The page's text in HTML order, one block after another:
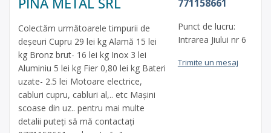
Colectăm următoarele timpurii de
deșeuri Cupru 29 lei kg Alamă 15 lei
kg Bronz brut- 16 lei kg Inox 3 lei
Aluminiu 5 lei kg Fier 0,80 lei kg Bateri
uzate- 2.5 lei Motoare electrice,
cabluri cupru, cabluri al,.. etc Mașini
scoase din uz.. pentru mai multe
detalii puteți să mă contactați
771158661
Punct de lucru:
Intrarea Jiului nr 6
Trimite un mesaj